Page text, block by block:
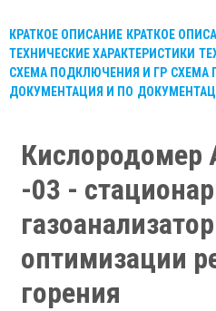
КРАТКОЕ ОПИСАНИЕ КРАТКОЕ
ТЕХНИЧЕСКИЕ ХАРАКТЕРИСТИКИ
СХЕМА ПОДКЛЮЧЕНИЯ И ГР СХЕМА
ДОКУМЕНТАЦИЯ И ПО
Кислородомер
-03 -
газоанализатор
оптимизации
горения